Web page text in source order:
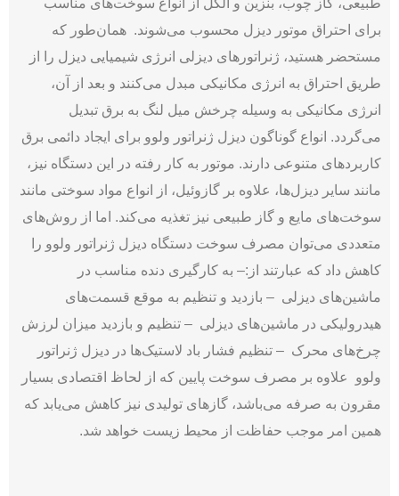
برای احتراق موتور دیزل محسوب می‌شوند. همان‌طور که
مستحضر هستید، ژنراتورهای دیزلی انرژی شیمیایی دیزل را از
طریق احتراق به انرژی مکانیکی مبدل می‌کنند و بعد از آن،
انرژی مکانیکی به وسیله چرخش میل لنگ به برق تبدیل
می‌گردد. انواع گوناگون دیزل ژنراتور ولوو برای ایجاد دائمی برق
کاربردهای متنوعی دارند. موتور به کار رفته در این دستگاه نیز،
مانند سایر دیزل‌ها، علاوه بر گازوئیل، از انواع مواد سوختی مانند
سوخت‌های مایع و گاز طبیعی نیز تغذیه می‌کند. اما از روش‌های
متعددی می‌توان مصرف سوخت دستگاه دیزل ژنراتور ولوو را
کاهش داد که عبارتند از:– به کارگیری دنده مناسب در
ماشین‌های دیزلی – بازدید و تنظیم به موقع قسمت‌های
هیدرولیکی در ماشین‌های دیزلی – تنظیم و بازدید میزان لرزش
چرخ‌های محرک – تنظیم فشار باد لاستیک‌ها در دیزل ژنراتور
ولوو
علاوه بر مصرف سوخت پایین که از لحاظ اقتصادی بسیار
مقرون به صرفه می‌باشد، گازهای تولیدی نیز کاهش می‌یابد که
همین امر موجب حفاظت از محیط زیست خواهد شد.